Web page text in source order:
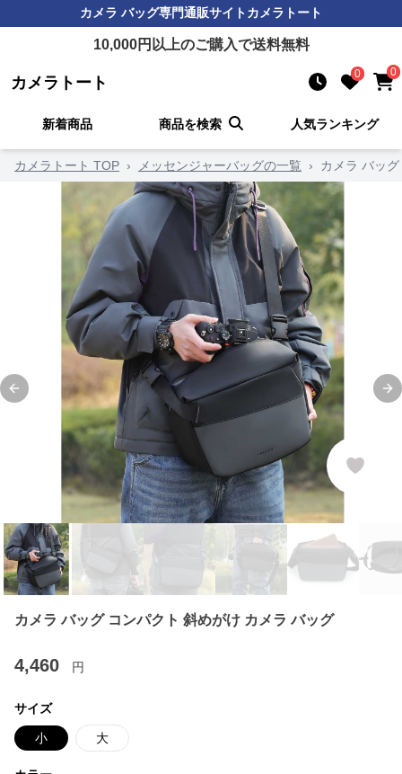
カメラ バッグ専門通販サイトカメラトート
10,000円以上のご購入で送料無料
カメラトート 0 0
新着商品 商品を検索 人気ランキング
カメラトート TOP › メッセンジャーバッグの一覧 › カメラ バッ
Previous slide
カメラ バッグ コンパクト 斜めがけ カメラ バッグ
4,460 円
サイズ
小 大